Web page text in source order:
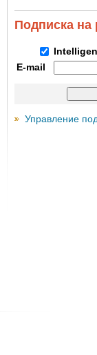
Подписка на
E-mail
Управление